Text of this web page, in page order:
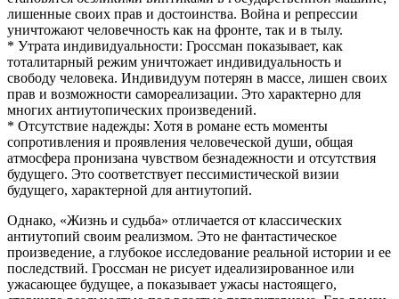
лишенные своих прав и достоинства. Война и репрессии
уничтожают человечность как на фронте, так и в тылу.
* Утрата индивидуальности: Гроссман показывает, как
тоталитарный режим уничтожает индивидуальность и
свободу человека. Индивидуум потерян в массе, лишен своих
прав и возможности самореализации. Это характерно для
многих антиутопических произведений.
* Отсутствие надежды: Хотя в романе есть моменты
сопротивления и проявления человеческой души, общая
атмосфера пронизана чувством безнадежности и отсутствия
будущего. Это соответствует пессимистической визии
будущего, характерной для антиутопий.
Однако, «Жизнь и судьба» отличается от классических
антиутопий своим реализмом. Это не фантастическое
произведение, а глубокое исследование реальной истории и ее
последствий. Гроссман не рисует идеализированное или
ужасающее будущее, а показывает ужасы настоящего,